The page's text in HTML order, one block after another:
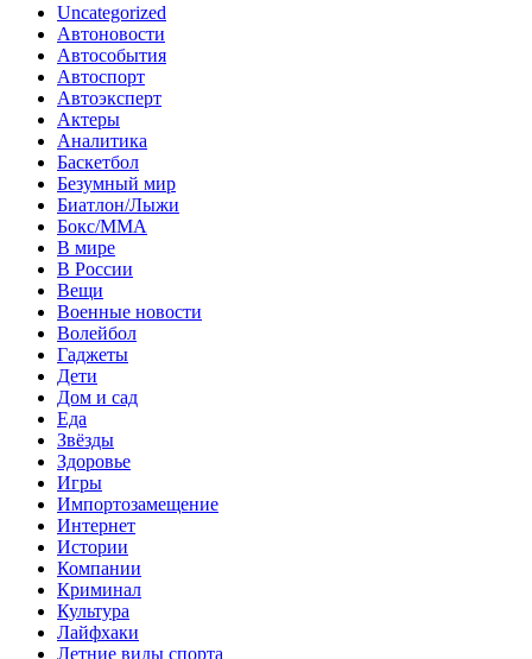
Uncategorized
Автоновости
Автособытия
Автоспорт
Автоэксперт
Актеры
Аналитика
Баскетбол
Безумный мир
Биатлон/Лыжи
Бокс/MMA
В мире
В России
Вещи
Военные новости
Волейбол
Гаджеты
Дети
Дом и сад
Еда
Звёзды
Здоровье
Игры
Импортозамещение
Интернет
Истории
Компании
Криминал
Культура
Лайфхаки
Летние виды спорта